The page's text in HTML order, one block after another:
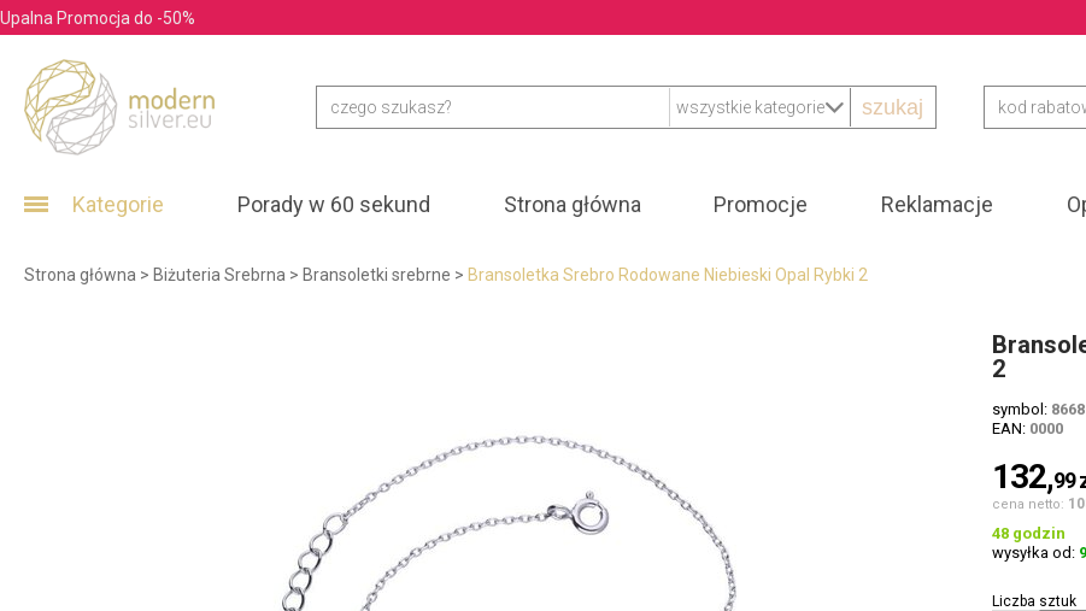
Upalna Promocja do -50%
szukaj
Kategorie Porady w 60 sekund Strona główna Promocje Reklamacje
Strona główna > Biżuteria Srebrna > Bransoletki srebrne > Bransoletka Srebro Rodowane Niebieski Opal Rybki 2
2
symbol: 8668
EAN: 0000
132,99
cena netto:
48 godzin
wysyłka od:
Liczba sztuk